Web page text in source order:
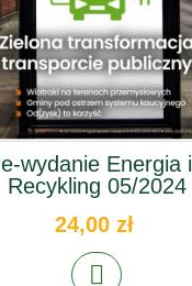
e-wydanie Energia i
Recykling 05/2024
24,00 zł